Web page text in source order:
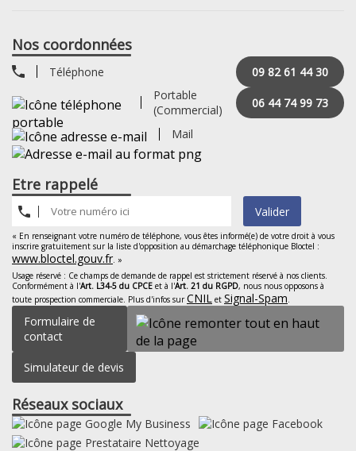
Nos coordonnées
Téléphone
09 82 61 44 30
Portable
(Commercial)
06 44 74 99 73
Mail
Etre rappelé
Valider
« En renseignant votre numéro de téléphone, vous êtes informé(e) de votre droit à vous
inscrire gratuitement sur la liste d'opposition au démarchage téléphonique Bloctel :
www.bloctel.gouv.fr . »
Usage réservé : Ce champs de demande de rappel est strictement réservé à nos clients.
Conformément à l'Art. L34-5 du CPCE et à l'Art. 21 du RGPD, nous nous opposons à
toute prospection commerciale. Plus d'infos surCNIL et Signal-Spam
Formulaire de
contact
Simulateur de devis
Réseaux sociaux